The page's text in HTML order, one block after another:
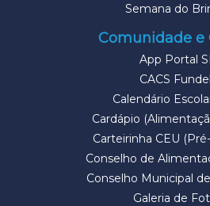
Semana do
Comunidade e
App Portal
CACS
Calendário
Cardápio
Carteirinha CEU
Conselho de
Conselho Municipal
Galeria de